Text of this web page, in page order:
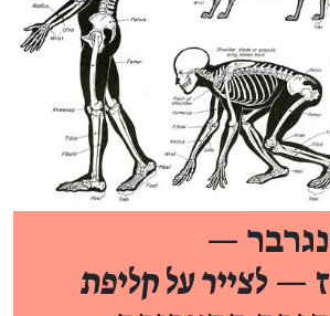
—
—לצייר על קליפת